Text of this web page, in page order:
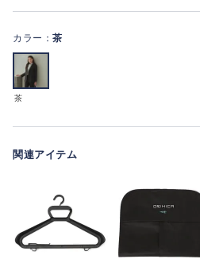
カラー： 茶
茶
関連アイテム